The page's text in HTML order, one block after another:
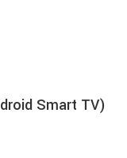
Smart TV)